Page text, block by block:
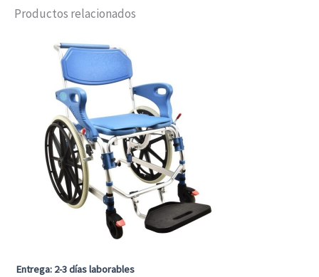
opciones
se
pueden
elegir
en
página
Productos relacionados
Entrega: 2-3 días laborables